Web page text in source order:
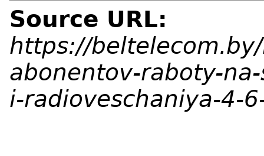
Source URL:
https://
abonentov-raboty-
i-radioveschaniya-4-